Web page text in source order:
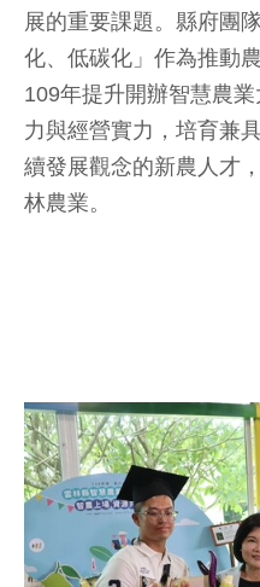
展的重要課題。縣府團
化、低碳化」作為推動
109年提升開辦智慧農
力與經營實力，培育兼
續發展觀念的新農人才
林農業。